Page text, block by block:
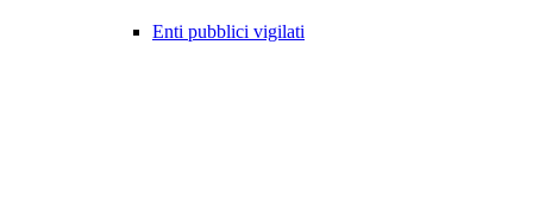
Enti pubblici vigilati